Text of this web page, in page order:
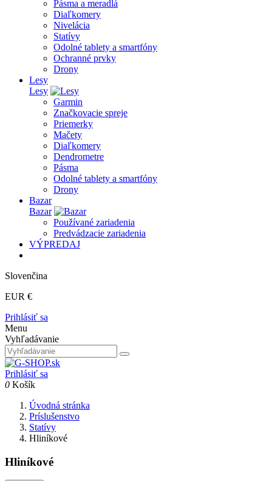
Pásma a meradlá
Diaľkomery
Nivelácia
Statívy
Odolné tablety a smartfóny
Ochranné prvky
Drony
Lesy
Lesy
Garmin
Značkovacie spreje
Priemerky
Mačety
Diaľkomery
Dendrometre
Pásma
Odolné tablety a smartfóny
Drony
Bazar
Bazar
Používané zariadenia
Predvádzacie zariadenia
VÝPREDAJ
Slovenčina
EUR €
Prihlásiť sa
Menu
Vyhľadávanie
Prihlásiť sa
0 Košík
Úvodná stránka
Príslušenstvo
Statívy
Hliníkové
Hliníkové